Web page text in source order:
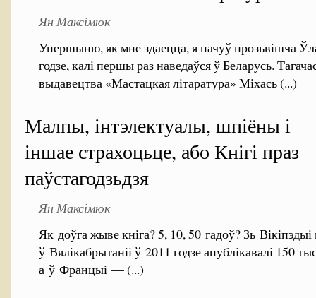
Ян Максімюк
Упершыню, як мне здаецца, я пачуў прозьвішча
годзе, калі першы раз наведаўся ў Беларусь.
выдавецтва «Мастацкая літаратура» Міхась (...)
Малпы, інтэлектуалы, шпіёны і
іншае страхоцьце, або Кнігі праз
паўстагодзьдзя
Ян Максімюк
Як доўга жыве кніга? 5, 10, 50 гадоў? Зь
ў Вялікабрытаніі ў 2011 годзе апублікавалі 150
а ў Францыі — (...)